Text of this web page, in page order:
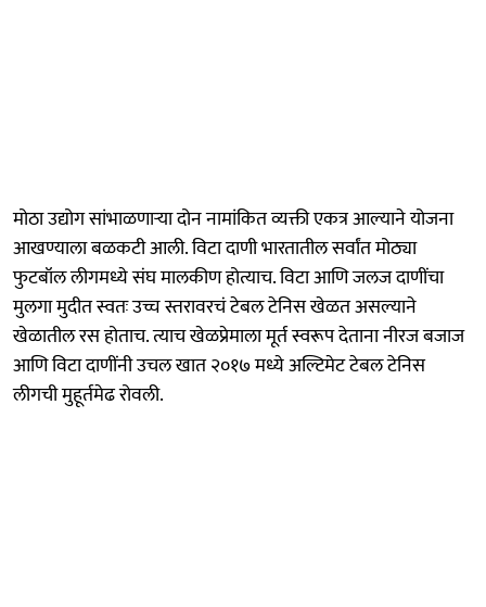
मोठा उद्योग सांभाळणाऱ्‍या दोन नामांकित व्यक्ती एकत्र आल्याने योजना
आखण्याला बळकटी आली. विटा दाणी भारतातील सर्वांत मोठ्या
फुटबॉल लीगमध्ये संघ मालकीण होत्याच. विटा आणि जलज दाणींचा
मुलगा मुदीत स्वतः उच्च स्तरावरचं टेबल टेनिस खेळत असल्याने
खेळातील रस होताच. त्याच खेळप्रेमाला मूर्त स्वरूप देताना नीरज बजाज
आणि विटा दाणींनी उचल खात २०१७ मध्ये अल्टिमेट टेबल टेनिस
लीगची मुहूर्तमेढ रोवली.